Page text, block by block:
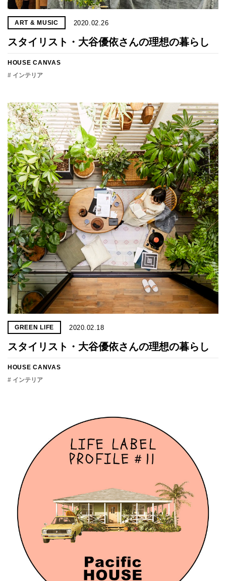
ART & MUSIC 2020.02.26
スタイリスト・大谷優依さんの理想の暮らし
HOUSE CANVAS
# インテリア
GREEN LIFE 2020.02.18
スタイリスト・大谷優依さんの理想の暮らし
HOUSE CANVAS
# インテリア